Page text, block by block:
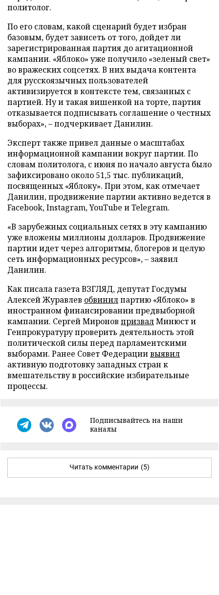
политолог.
По его словам, какой сценарий будет избран
базовым, будет зависеть от того, дойдет ли
зарегистрированная партия до агитационной
кампании. «Яблоко» уже получило «зеленый свет»
во вражеских соцсетях. В них выдача контента
для русскоязычных пользователей
активизируется в контексте тем, связанных с
партией. Ну и такая вишенкой на торте, партия
отказывается подписывать соглашение о честных
выборах», – подчеркивает Данилин.
Эксперт также привел данные о масштабах
информационной кампании вокруг партии. По
словам политолога, с июня по начало августа было
зафиксировано около 51,5 тыс. публикаций,
посвященных «Яблоку». При этом, как отмечает
Данилин, продвижение партии активно ведется в
Facebook, Instagram, YouTube и Telegram.
«В зарубежных социальных сетях в эту кампанию
уже вложены миллионы долларов. Продвижение
партии идет через алгоритмы, блогеров и целую
сеть информационных ресурсов», – заявил
Данилин.
Как писала газета ВЗГЛЯД, депутат Госдумы
Алексей Журавлев обвинилпартию «Яблоко» в
иностранном финансировании предвыборной
кампании. Сергей Миронов призвалМинюст и
Генпрокуратуру проверить деятельность этой
политической силы перед парламентскими
выборами. Ранее Совет Федерациивыявил
активную подготовку западных стран к
вмешательству в российские избирательные
процессы.
Подписывайтесь на наши
каналы
Читать комментарии (5)